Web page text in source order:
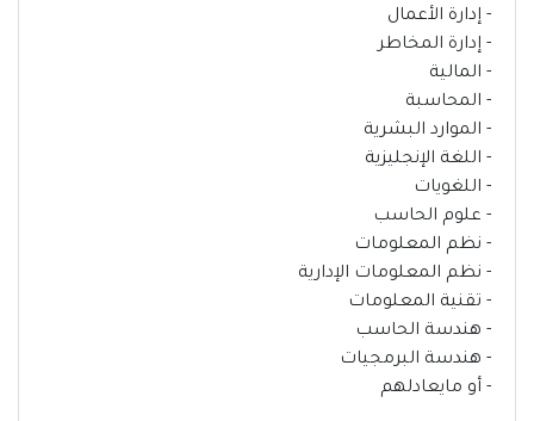
- إدارة الأعمال
- إدارة المخاطر
- المالية
- المحاسبة
- الموارد البشرية
- اللغة الإنجليزية
- اللغويات
- علوم الحاسب
- نظم المعلومات
- نظم المعلومات الإدارية
- تقنية المعلومات
- هندسة الحاسب
- هندسة البرمجيات
- ⁠أو مايعادلهم